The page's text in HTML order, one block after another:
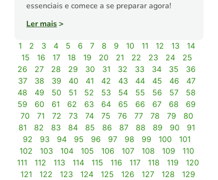
essenciais e comece a se preparar agora!
Ler mais>
1 2 3 4 5 6 7 8 9 10 11 12 13
14
15
16 17 18 19 20 21 22 23 24
25
26
27 28 29 30 31 32 33 34 35
36
37
38 39 40 41 42 43 44 45 46
47
48
49 50 51 52 53 54 55 56 57
58
59
60 61 62 63 64 65 66 67 68
69
70
71 72 73 74 75 76 77 78 79
80
81
82 83 84 85 86 87 88 89 90
91
92
93 94 95 96 97 98 99 100
101
102
103 104 105 106 107 108 109
110
111
112 113 114 115 116 117 118 119
120
121
122 123 124 125 126 127 128
129